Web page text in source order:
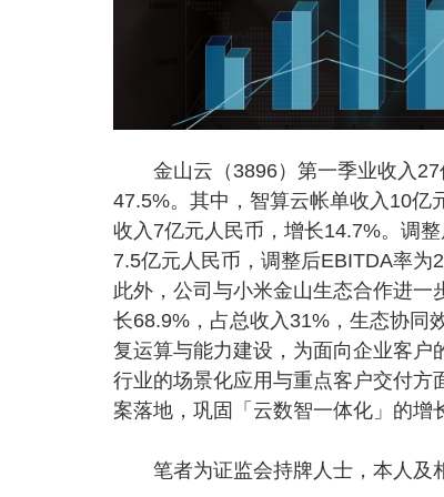
金山云（3896）第一季业收入27
47.5%。其中，智算云帐单收入10亿
收入7亿元人民币，增长14.7%。调
7.5亿元人民币，调整后EBITDA率为
此外，公司与小米金山生态合作进
长68.9%，占总收入31%，生态协同
复运算与能力建设，为面向企业客户
行业的场景化应用与重点客户交付
案落地，巩固「云数智一体化」的增
笔者为证监会持牌人士，本人及相